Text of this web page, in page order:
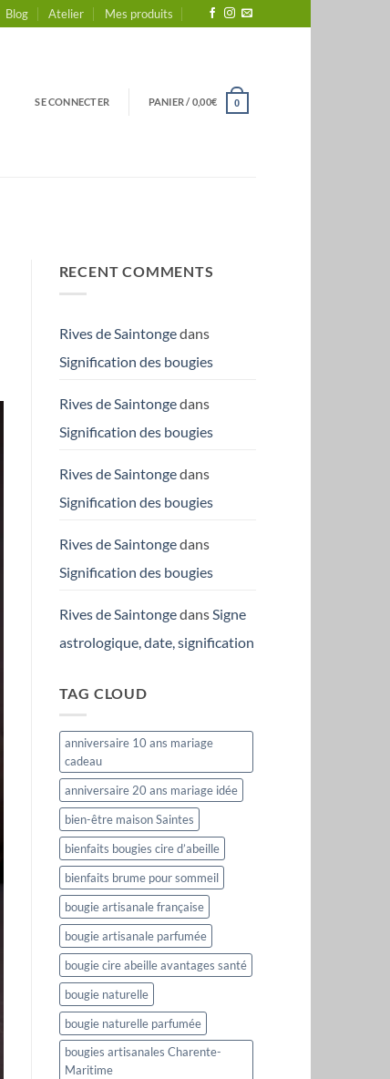
Blog Atelier Mes produits
SE CONNECTER PANIER /0,00€ 0
RECENT COMMENTS
Rives de Saintongedans
Signification des bougies
Rives de Saintongedans
Signification des bougies
Rives de Saintongedans
Signification des bougies
Rives de Saintongedans
Signification des bougies
Rives de Saintongedans Signe
astrologique, date, signification
TAG CLOUD
anniversaire 10 ans mariage
cadeau
anniversaire 20 ans mariage idée
bien-être maison Saintes
bienfaits bougies cire d’abeille
bienfaits brume pour sommeil
bougie artisanale française
bougie artisanale parfumée
bougie cire abeille avantages santé
bougie naturelle
bougie naturelle parfumée
bougies artisanales Charente-
Maritime